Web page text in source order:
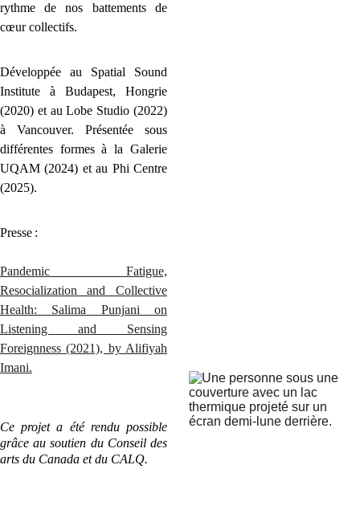
rythme de nos battements de
cœur collectifs.
Développée au Spatial Sound
Institute à Budapest, Hongrie
(2020) et au Lobe Studio (2022)
à Vancouver. Présentée sous
différentes formes à la Galerie
UQAM (2024) et au Phi Centre
(2025).
Presse :
Pandemic Fatigue,
Resocialization and Collective
Health: Salima Punjani on
Listening and Sensing
Foreignness (2021), by Alifiyah
Imani.
Ce projet a été rendu possible
grâce au soutien du Conseil des
arts du Canada et du CALQ.